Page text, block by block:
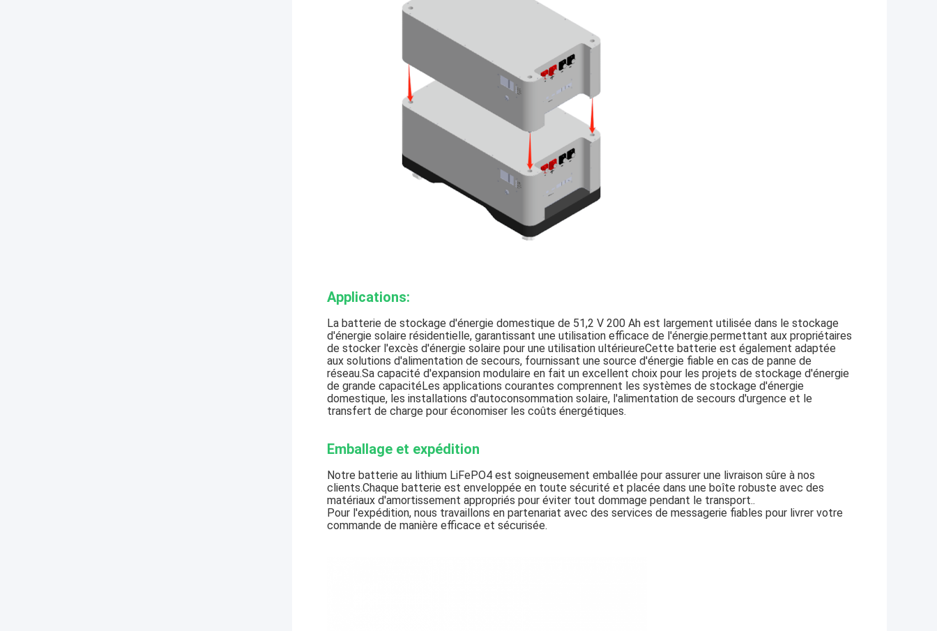
Applications:
La batterie de stockage d'énergie domestique de 51,2 V 200 Ah est largement utilisée dans le stockage
d'énergie solaire résidentielle, garantissant une utilisation efficace de l'énergie.permettant aux propriétaires
de stocker l'excès d'énergie solaire pour une utilisation ultérieureCette batterie est également adaptée
aux solutions d'alimentation de secours, fournissant une source d'énergie fiable en cas de panne de
réseau.Sa capacité d'expansion modulaire en fait un excellent choix pour les projets de stockage d'énergie
de grande capacitéLes applications courantes comprennent les systèmes de stockage d'énergie
domestique, les installations d'autoconsommation solaire, l'alimentation de secours d'urgence et le
transfert de charge pour économiser les coûts énergétiques.
Emballage et expédition
Notre batterie au lithium LiFePO4 est soigneusement emballée pour assurer une livraison sûre à nos
clients.Chaque batterie est enveloppée en toute sécurité et placée dans une boîte robuste avec des
matériaux d'amortissement appropriés pour éviter tout dommage pendant le transport..
Pour l'expédition, nous travaillons en partenariat avec des services de messagerie fiables pour livrer votre
commande de manière efficace et sécurisée.